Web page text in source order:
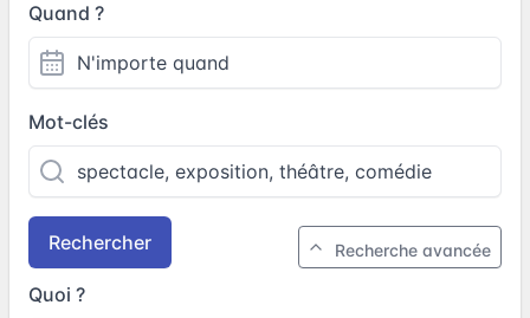
Quand ?
Mot-clés
Rechercher Recherche avancée
Quoi ?